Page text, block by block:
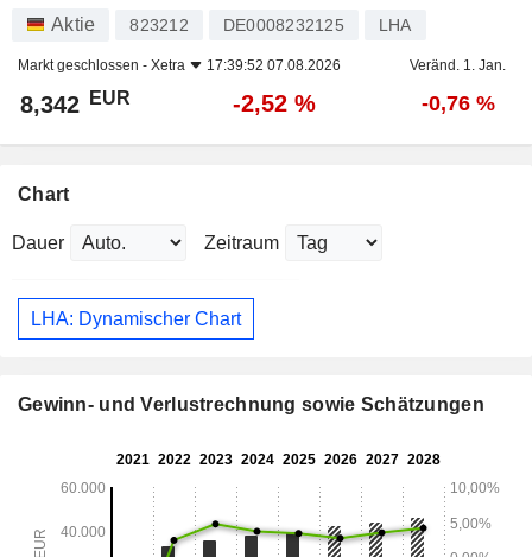
Aktie 823212 DE0008232125 LHA
Markt geschlossen - Xetra 17:39:52 07.08.2026 Veränd. 1. Jan.
8,342 EUR -2,52 % -0,76 %
Chart
Dauer Zeitraum
LHA: Dynamischer Chart
Gewinn- und Verlustrechnung sowie Schätzungen